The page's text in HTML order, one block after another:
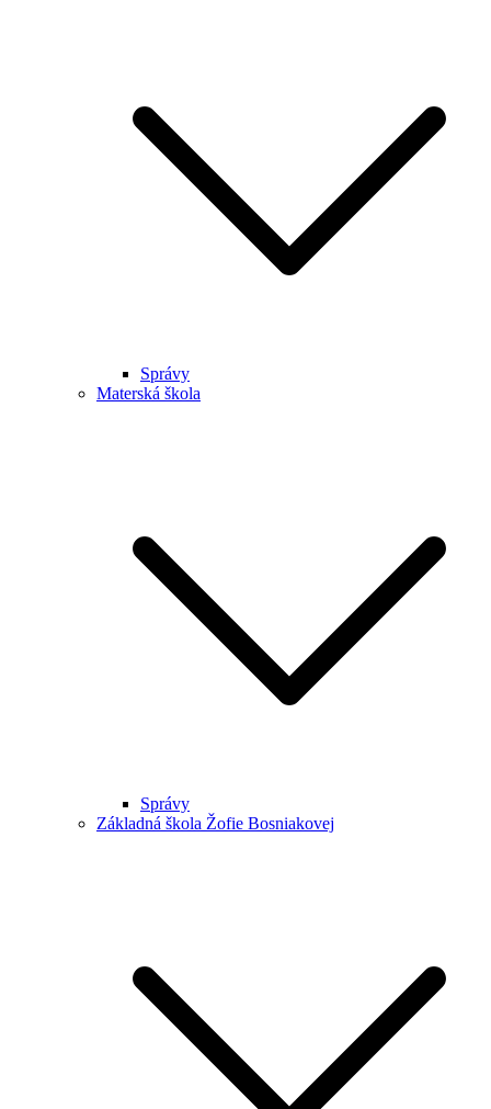
Správy
Materská škola
Správy
Základná škola Žofie Bosniakovej